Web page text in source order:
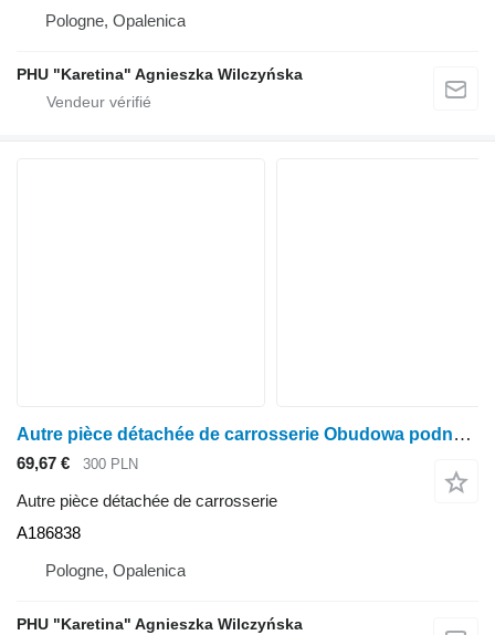
Pologne, Opalenica
PHU "Karetina" Agnieszka Wilczyńska
Autre pièce détachée de carrosserie Obudowa podnośnika hitch A186838 pour tracteur à roues Case IH Case 5120 5130 5140 5150 5250
69,67 € 300 PLN
Autre pièce détachée de carrosserie
A186838
Pologne, Opalenica
PHU "Karetina" Agnieszka Wilczyńska